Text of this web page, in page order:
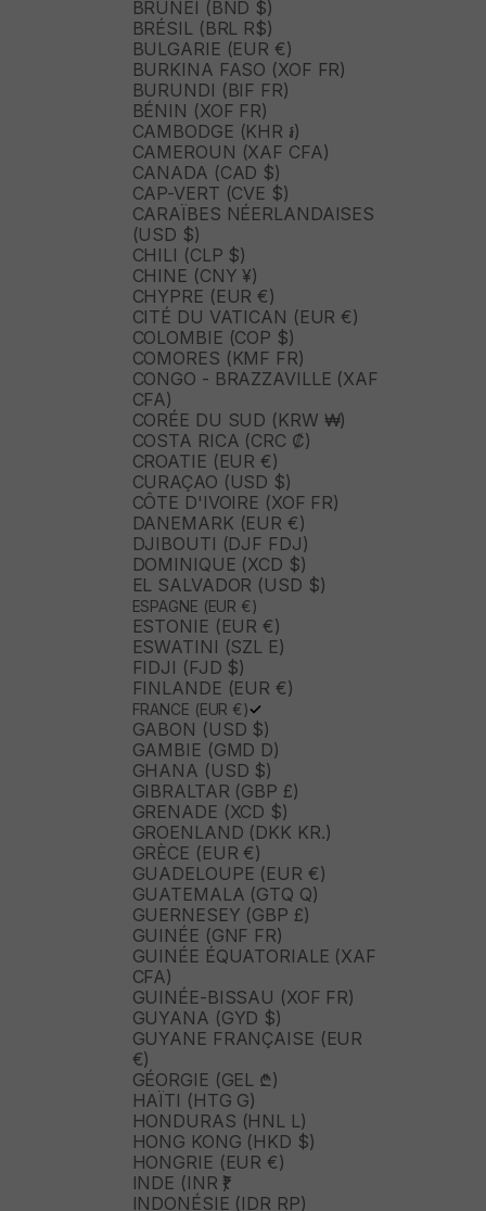
BRUNEI (BND $)
BRÉSIL (BRL R$)
BULGARIE (EUR €)
BURKINA FASO (XOF FR)
BURUNDI (BIF FR)
BÉNIN (XOF FR)
CAMBODGE (KHR ៛)
CAMEROUN (XAF CFA)
CANADA (CAD $)
CAP-VERT (CVE $)
CARAÏBES NÉERLANDAISES
(USD $)
CHILI (CLP $)
CHINE (CNY ¥)
CHYPRE (EUR €)
CITÉ DU VATICAN (EUR €)
COLOMBIE (COP $)
COMORES (KMF FR)
CONGO - BRAZZAVILLE (XAF
CFA)
CORÉE DU SUD (KRW ₩)
COSTA RICA (CRC ₡)
CROATIE (EUR €)
CURAÇAO (USD $)
CÔTE D'IVOIRE (XOF FR)
DANEMARK (EUR €)
DJIBOUTI (DJF FDJ)
DOMINIQUE (XCD $)
EL SALVADOR (USD $)
ESPAGNE (EUR €)
ESTONIE (EUR €)
ESWATINI (SZL E)
FIDJI (FJD $)
FINLANDE (EUR €)
FRANCE (EUR €)
GABON (USD $)
GAMBIE (GMD D)
GHANA (USD $)
GIBRALTAR (GBP £)
GRENADE (XCD $)
GROENLAND (DKK KR.)
GRÈCE (EUR €)
GUADELOUPE (EUR €)
GUATEMALA (GTQ Q)
GUERNESEY (GBP £)
GUINÉE (GNF FR)
GUINÉE ÉQUATORIALE (XAF
CFA)
GUINÉE-BISSAU (XOF FR)
GUYANA (GYD $)
GUYANE FRANÇAISE (EUR
€)
GÉORGIE (GEL ₾)
HAÏTI (HTG G)
HONDURAS (HNL L)
HONG KONG (HKD $)
HONGRIE (EUR €)
INDE (INR ₹)
INDONÉSIE (IDR RP)